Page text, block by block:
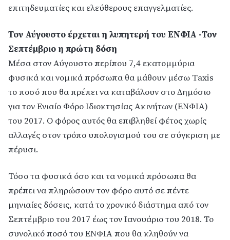
επιτηδευματίες και ελεύθερους επαγγελματίες.
Τον Αύγουστο έρχεται η λυπητερή του ΕΝΦΙΑ -Τον
Σεπτέμβριο η πρώτη δόση
Μέσα στον Αύγουστο περίπου 7,4 εκατομμύρια
φυσικά και νομικά πρόσωπα θα μάθουν μέσω Τaxis
το ποσό που θα πρέπει να καταβάλουν στο Δημόσιο
για τον Ενιαίο Φόρο Ιδιοκτησίας Ακινήτων (ΕΝΦΙΑ)
του 2017. Ο φόρος αυτός θα επιβληθεί φέτος χωρίς
αλλαγές στον τρόπο υπολογισμού του σε σύγκριση με
πέρυσι.
Τόσο τα φυσικά όσο και τα νομικά πρόσωπα θα
πρέπει να πληρώσουν τον φόρο αυτό σε πέντε
μηνιαίες δόσεις, κατά το χρονικό διάστημα από τον
Σεπτέμβριο του 2017 έως τον Ιανουάριο του 2018. Το
συνολικό ποσό του ΕΝΦΙΑ που θα κληθούν να